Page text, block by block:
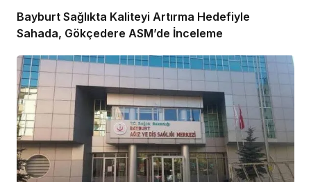
Bayburt Sağlıkta Kaliteyi Artırma Hedefiyle
Sahada, Gökçedere ASM’de İnceleme